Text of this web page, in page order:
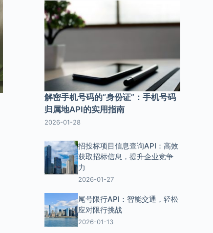
解密手机号码的“身份证”：手机号码
归属地API的实用指南
2026-01-28
招投标项目信息查询API：高效
获取招标信息，提升企业竞争
力
2026-01-27
尾号限行API：智能交通，轻松
应对限行挑战
2026-01-13